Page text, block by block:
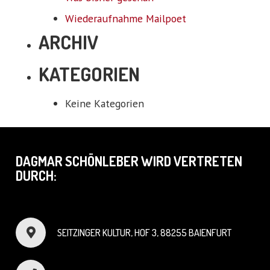
Wiederaufnahme Mailpoet
ARCHIV
KATEGORIEN
Keine Kategorien
DAGMAR SCHÖNLEBER WIRD VERTRETEN
DURCH:
SEITZINGER KULTUR, HOF 3, 88255 BAIENFURT